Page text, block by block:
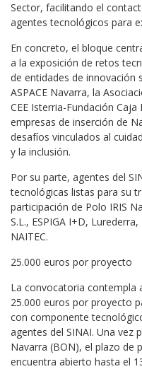
Sector, facilitando el
agentes tecnológicos para
En concreto, el bloque
a la exposición de retos
de entidades de innovación
ASPACE Navarra, la
CEE Isterria-Fundación
empresas de inserción de
desafíos vinculados al
y la inclusión.
Por su parte, agentes del
tecnológicas listas para su
participación de Polo IRIS
S.L., ESPIGA I+D,
NAITEC.
25.000 euros por proyecto
La convocatoria contempla
25.000 euros por proyecto
con componente
agentes del SINAI. Una vez
Navarra (BON), el plazo de
encuentra abierto hasta el